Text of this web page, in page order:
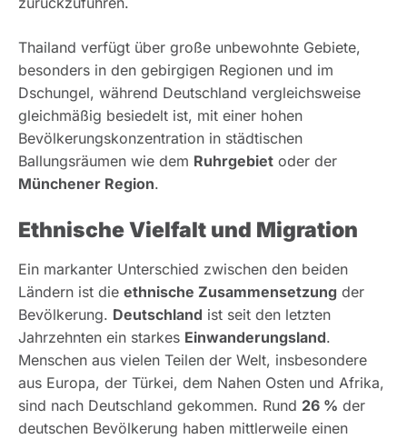
Thailand verfügt über große unbewohnte Gebiete,
besonders in den gebirgigen Regionen und im
Dschungel, während Deutschland vergleichsweise
gleichmäßig besiedelt ist, mit einer hohen
Bevölkerungskonzentration in städtischen
Ballungsräumen wie dem Ruhrgebiet oder der
Münchener Region.
Ethnische Vielfalt und Migration
Ein markanter Unterschied zwischen den beiden
Ländern ist die ethnische Zusammensetzung der
Bevölkerung. Deutschland ist seit den letzten
Jahrzehnten ein starkes Einwanderungsland.
Menschen aus vielen Teilen der Welt, insbesondere
aus Europa, der Türkei, dem Nahen Osten und Afrika,
sind nach Deutschland gekommen. Rund 26 % der
deutschen Bevölkerung haben mittlerweile einen